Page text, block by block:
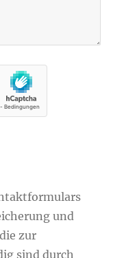
und
zur
sind durch